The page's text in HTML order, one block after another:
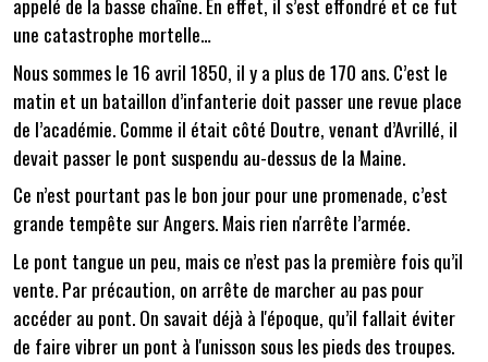
une catastrophe mortelle…
Nous sommes le 16 avril 1850, il y a plus de 170 ans. C’est le
matin et un bataillon d’infanterie doit passer une revue place
de l’académie. Comme il était côté Doutre, venant d’Avrillé, il
devait passer le pont suspendu au-dessus de la Maine.
Ce n’est pourtant pas le bon jour pour une promenade, c’est
grande tempête sur Angers. Mais rien n'arrête l’armée.
Le pont tangue un peu, mais ce n’est pas la première fois qu’il
vente. Par précaution, on arrête de marcher au pas pour
accéder au pont. On savait déjà à l'époque, qu’il fallait éviter
de faire vibrer un pont à l'unisson sous les pieds des troupes.